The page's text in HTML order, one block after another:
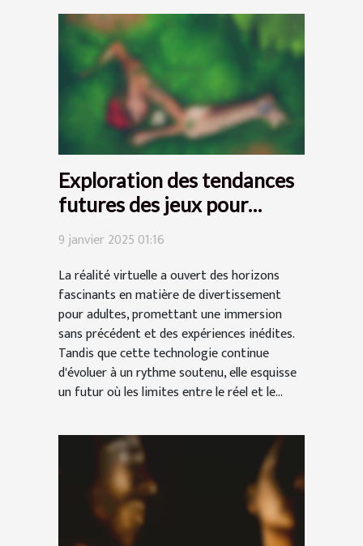
Exploration des tendances
futures des jeux pour
adultes en réalité virtuelle
9 janvier 2025 01:16
La réalité virtuelle a ouvert des horizons
fascinants en matière de divertissement
pour adultes, promettant une immersion
sans précédent et des expériences inédites.
Tandis que cette technologie continue
d'évoluer à un rythme soutenu, elle esquisse
un futur où les limites entre le réel et le...